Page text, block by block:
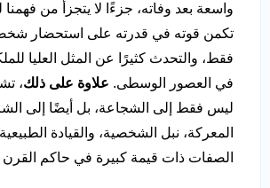
واسعة بعد وفاته، جزءًا لا يتجزأ من فهمنا
تكمن قوته في قدرته على استحضار
فقط، والتحدث كثيرًا عن المثل العليا
في العصور الوسطى. علاوة على ذلك،
ليس فقط إلى الشجاعة، بل أيضًا إلى
المعركة، نبل الشخصية، والقيادة
الصفات ذات قيمة كبيرة في حاكم القرن